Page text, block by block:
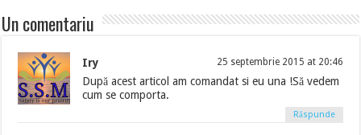
Un comentariu
Iry 25 septembrie 2015 at 20:46
După acest articol am comandat si eu una !Să vedem
cum se comporta.
Răspunde